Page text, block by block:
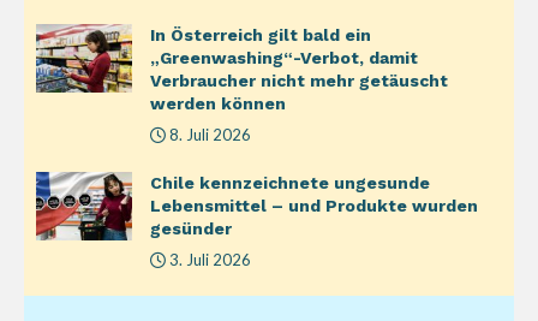
In Österreich gilt bald ein
„Greenwashing“-Verbot, damit
Verbraucher nicht mehr getäuscht
werden können
8. Juli 2026
Chile kennzeichnete ungesunde
Lebensmittel – und Produkte wurden
gesünder
3. Juli 2026